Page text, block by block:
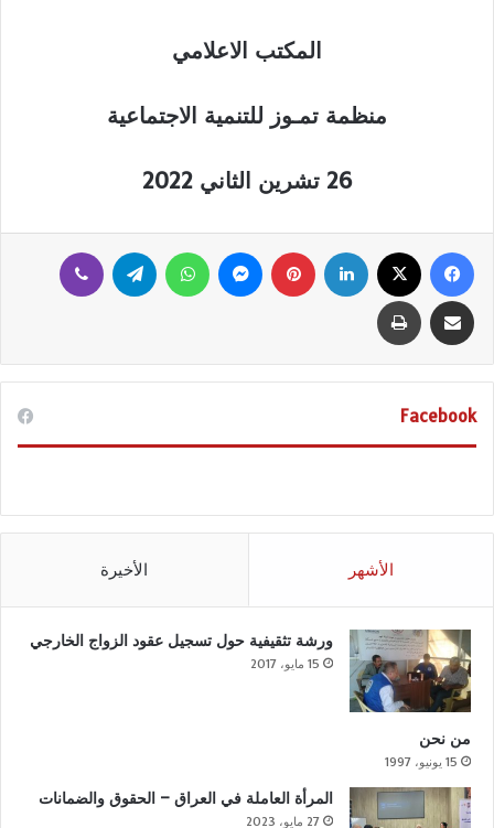
المكتب الاعلامي
منظمة تمـوز للتنمية الاجتماعية
26 تشرين الثاني 2022
فيسبوك لينكدإن بينتيريست ماسنجر واتساب تيلقرام
مشاركة عبر البريد طباعة
Facebook
الأشهر الأخيرة
ورشة تثقيفية حول تسجيل عقود الزواج الخارجي
15 مايو، 2017
من نحن
15 يونيو، 1997
المرأة العاملة في العراق – الحقوق والضمانات
27 مايو، 2023